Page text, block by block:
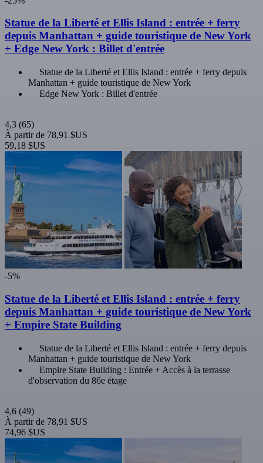
Statue de la Liberté et Ellis Island : entrée + ferry
depuis Manhattan + guide touristique de New York
+ Edge New York : Billet d'entrée
Statue de la Liberté et Ellis Island : entrée + ferry depuis
Manhattan + guide touristique de New York
Edge New York : Billet d'entrée
4,3 (65)
À partir de 78,91 $US
59,18 $US
-5%
Statue de la Liberté et Ellis Island : entrée + ferry
depuis Manhattan + guide touristique de New York
+ Empire State Building
Statue de la Liberté et Ellis Island : entrée + ferry depuis
Manhattan + guide touristique de New York
Empire State Building : Entrée + Accès à la terrasse
d'observation du 86e étage
4,6 (49)
À partir de 78,91 $US
74,96 $US